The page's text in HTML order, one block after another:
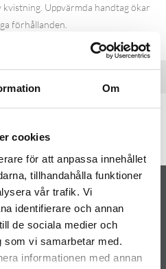
Om
cookies
för att anpassa innehållet
tillhandahålla funktioner
vår trafik. Vi
identifierare och annan
de sociala medier och
som vi samarbetar med.
informationen med annan
Uppvärmda handtag ökar
förhållanden.